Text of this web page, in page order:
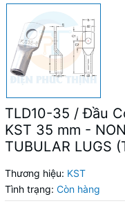
TLD10-35 / Đầu
KST 35 mm -
TUBULAR LUGS
Thương hiệu: KST
Tình trạng: Còn hàng